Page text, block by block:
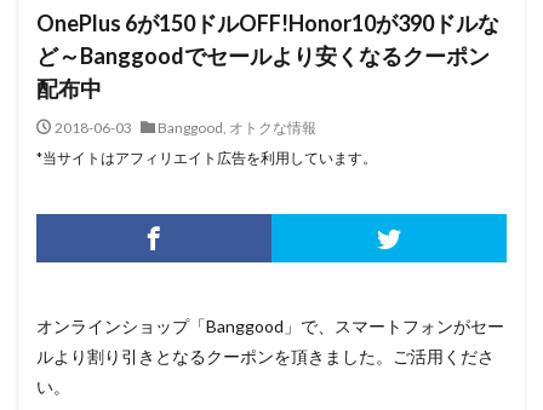
OnePlus 6が150ドルOFF!Honor10が390ドルな
ど～Banggoodでセールより安くなるクーポン
配布中
2018-06-03 Banggood, オトクな情報
*当サイトはアフィリエイト広告を利用しています。
オンラインショップ「Banggood」で、スマートフォンがセー
ルより割り引きとなるクーポンを頂きました。ご活用くださ
い。